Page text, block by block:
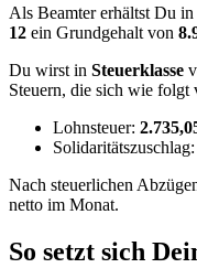
Als Beamter erhältst Du
12 ein Grundgehalt von
Du wirst in Steuerklasse
Steuern, die sich wie folgt
Lohnsteuer:
Solidaritätszuschlag:
Nach steuerlichen
netto im Monat.
So setzt sich